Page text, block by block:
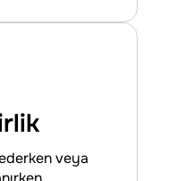
veya